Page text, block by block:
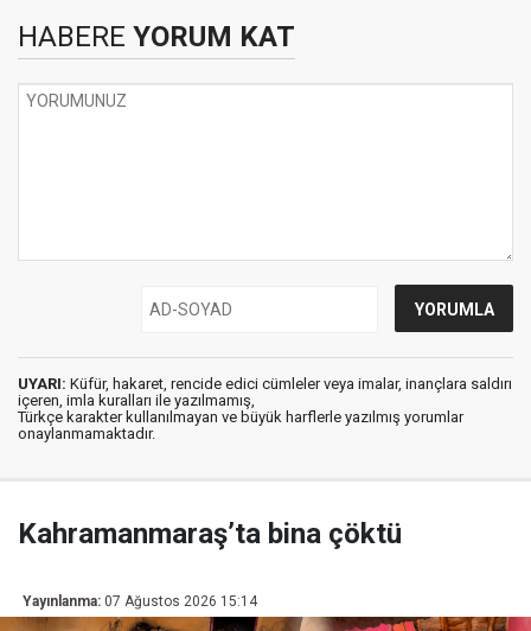
HABERE YORUM KAT
UYARI: Küfür, hakaret, rencide edici cümleler veya imalar, inançlara saldırı
içeren, imla kuralları ile yazılmamış,
Türkçe karakter kullanılmayan ve büyük harflerle yazılmış yorumlar
onaylanmamaktadır.
Kahramanmaraş’ta bina çöktü
Yayınlanma: 07 Ağustos 2026 15:14